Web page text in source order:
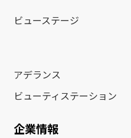
ビューステージ
アデランス
ビューティステーション
企業情報